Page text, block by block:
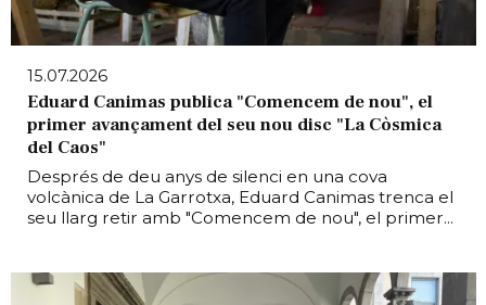
15.07.2026
Eduard Canimas publica "Comencem de nou", el
primer avançament del seu nou disc "La Còsmica
del Caos"
Després de deu anys de silenci en una cova
volcànica de La Garrotxa, Eduard Canimas trenca el
seu llarg retir amb "Comencem de nou", el primer...